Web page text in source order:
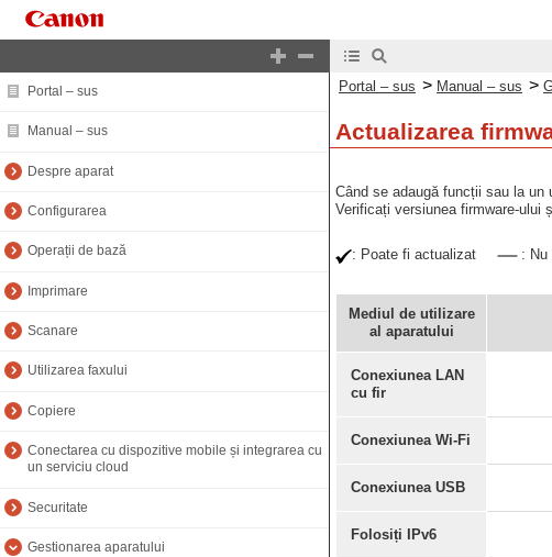
Portal – sus
Manual – sus
Despre aparat
Configurarea
Operații de bază
Imprimare
Scanare
Utilizarea faxului
Copiere
Conectarea cu dispozitive mobile și integrarea cu
un serviciu cloud
Securitate
Gestionarea aparatului
Portal – sus > Manual – sus >
Actualizarea
Când se adaugă funcții sau la un
Verificați versiunea firmware-ului
: Poate fi actualizat : Nu
Mediul de utilizare
al aparatului
Conexiunea LAN
cu fir
Conexiunea Wi-Fi
Conexiunea USB
Folosiți IPv6